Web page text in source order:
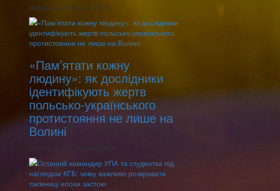
Вівторок, 21 Липня 2026
«Пам’ятати кожну
людину»: як дослідники
ідентифікують жертв
польсько-українського
протистояння не лише на
Волині